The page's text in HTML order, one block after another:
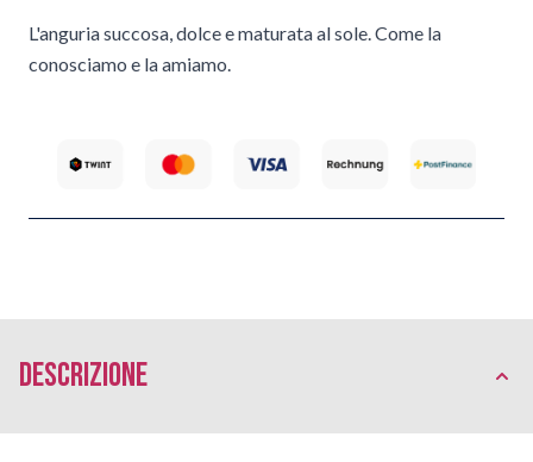
L'anguria succosa, dolce e maturata al sole. Come la
conosciamo e la amiamo.
Descrizione